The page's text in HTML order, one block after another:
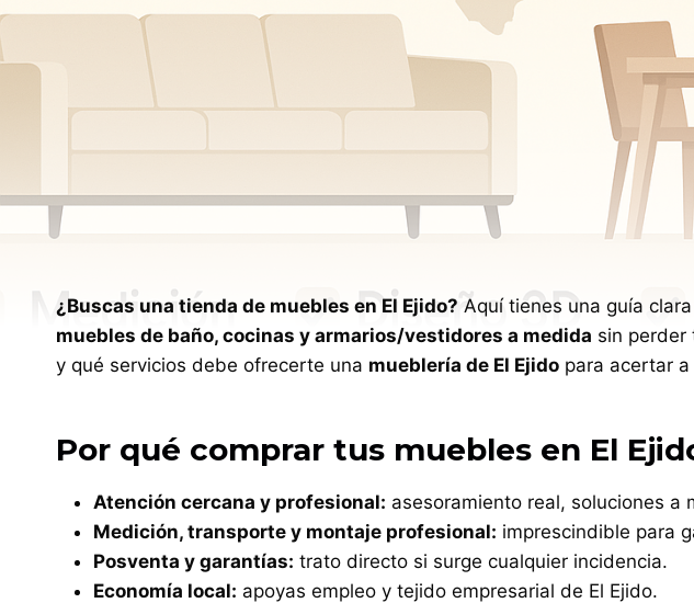
¿Buscas una tienda de muebles en El Ejido? Aquí tienes una guía
muebles de baño, cocinas y armarios/vestidores a medida sin perder
y qué servicios debe ofrecerte una mueblería de El Ejido para acertar
Por qué comprar tus muebles en El
Atención cercana y profesional: asesoramiento real, soluciones a
Medición, transporte y montaje profesional: imprescindible para
Posventa y garantías: trato directo si surge cualquier incidencia.
Economía local: apoyas empleo y tejido empresarial de El Ejido.